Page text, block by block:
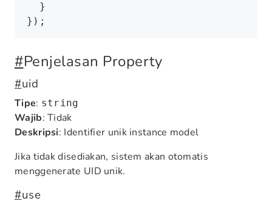
  }
});
#Penjelasan Property
#uid
Tipe: string
Wajib: Tidak
Deskripsi: Identifier unik instance model
Jika tidak disediakan, sistem akan otomatis
menggenerate UID unik.
#use